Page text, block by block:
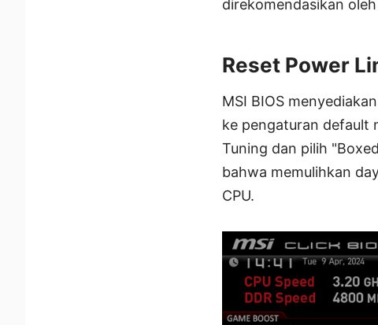
direkomendasikan
Reset Power
MSI BIOS
ke pengaturan default
Tuning dan pilih
bahwa memulihkan
CPU.